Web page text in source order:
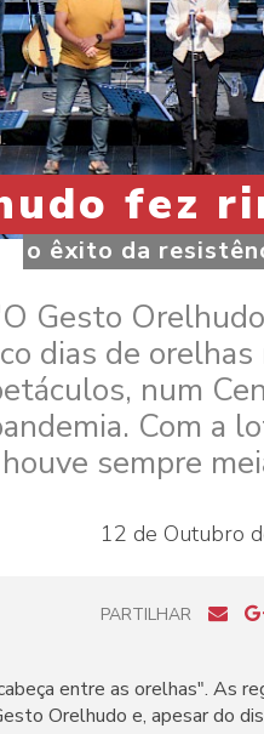
fez
o êxito da
Gesto
dias de
num
Com a
houve sempre
12 de Outubro
PARTILHAR
entre as orelhas". As
Orelhudo e, apesar do